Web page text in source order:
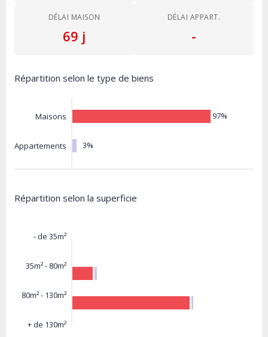
DÉLAI MAISON
69 j
DÉLAI APPART.
-
Répartition selon le type de biens
Maisons
Appartements
97%
3%
Répartition selon la superficie
- de 35m²
35m² - 80m²
80m² - 130m²
+ de 130m²